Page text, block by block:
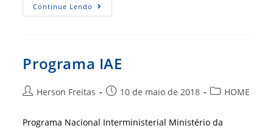
Continue Lendo Programa
MPEs
Programa IAE
Autor
post:
Herson Freitas
Post10 de maio de 2018
Categoria
post:
HOME
Programa Nacional Interministerial Ministério da